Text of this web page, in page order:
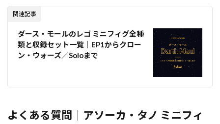
関連記事
ダース・モールのレゴ ミニフィグ全種
類と収録セット一覧｜EP1からクロー
ン・ウォーズ／Soloまで
よくある質問｜アソーカ・タノ ミニフィ